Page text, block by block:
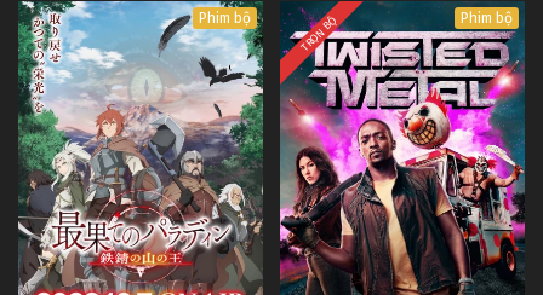
Phim bộ
TRỌN BỘ Phim bộ